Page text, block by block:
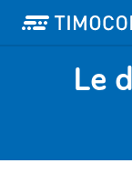
Le